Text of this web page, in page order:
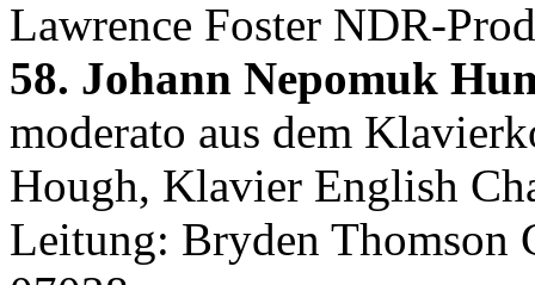
Lawrence Foster NDR-
58. Johann Nepomuk
moderato aus dem
Hough, Klavier English
Leitung: Bryden Thomson